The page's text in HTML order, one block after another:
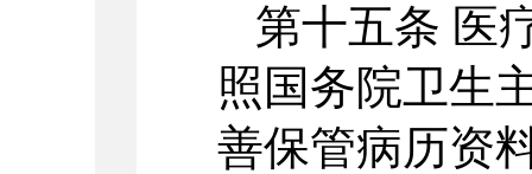
第十五条 医
照国务院卫生
善保管病历资